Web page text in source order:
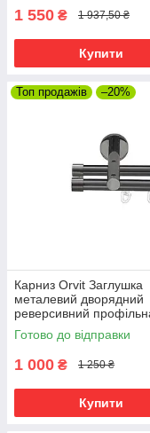
1 550 ₴ 1 937,50 ₴
Купити
Топ продажів –20%
Карниз Orvit Заглушка
металевий дворядний
реверсивний
труба Онікс 19\19 мм
(6679301)
Готово до відправки
1 000 ₴ 1 250 ₴
Купити